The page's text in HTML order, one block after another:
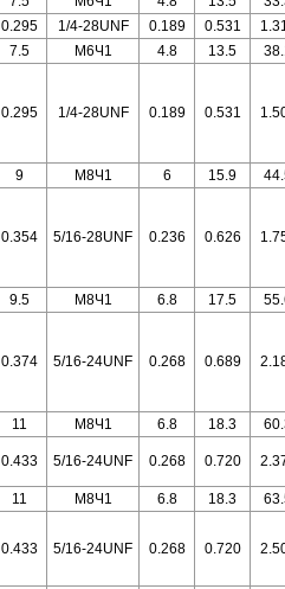
0.295 1/4-28UNF 0.189 0.531
7.5 M6Ч1 4.8 13.5
0.295 1/4-28UNF 0.189 0.531
9 M8Ч1 6 15.9
0.354 5/16-28UNF 0.236 0.626
9.5 M8Ч1 6.8 17.5
0.374 5/16-24UNF 0.268 0.689
11 M8Ч1 6.8 18.3
0.433 5/16-24UNF 0.268 0.720
11 M8Ч1 6.8 18.3
0.433 5/16-24UNF 0.268 0.720